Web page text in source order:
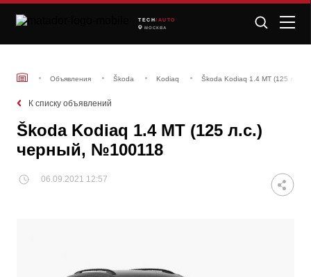
TECH /AUTO
МОСКВА
Объявления Škoda Kodiaq Škoda Kodiaq 1.4 MT (125 л.с.)
К списку объявлений
Škoda Kodiaq 1.4 MT (125 л.с.)
черный, №100118
06.09.2021 12:57